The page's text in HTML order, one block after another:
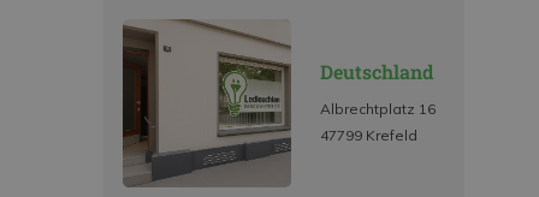
Deutschland
Albrechtplatz 16
47799 Krefeld